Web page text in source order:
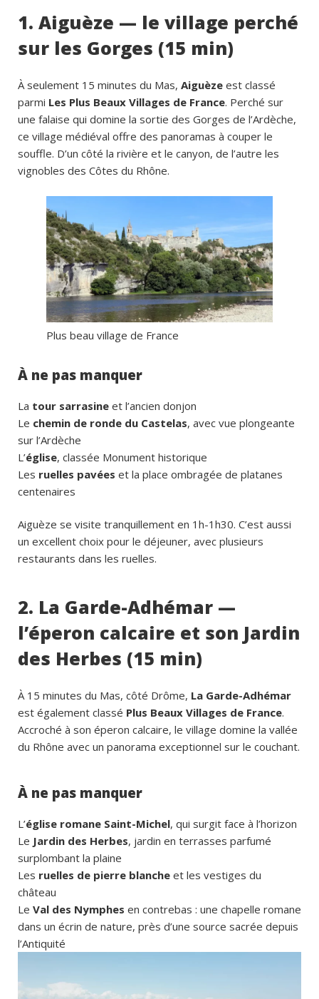
1. Aiguèze — le village perché
sur les Gorges (15 min)
À seulement 15 minutes du Mas, Aiguèze est classé
parmi Les Plus Beaux Villages de France. Perché sur
une falaise qui domine la sortie des Gorges de l’Ardèche,
ce village médiéval offre des panoramas à couper le
souffle. D’un côté la rivière et le canyon, de l’autre les
vignobles des Côtes du Rhône.
Plus beau village de France
À ne pas manquer
La tour sarrasine et l’ancien donjon
Le chemin de ronde du Castelas, avec vue plongeante
sur l’Ardèche
L’église, classée Monument historique
Les ruelles pavées et la place ombragée de platanes
centenaires
Aiguèze se visite tranquillement en 1h-1h30. C’est aussi
un excellent choix pour le déjeuner, avec plusieurs
restaurants dans les ruelles.
2. La Garde-Adhémar —
l’éperon calcaire et son Jardin
des Herbes (15 min)
À 15 minutes du Mas, côté Drôme, La Garde-Adhémar
est également classé Plus Beaux Villages de France.
Accroché à son éperon calcaire, le village domine la vallée
du Rhône avec un panorama exceptionnel sur le couchant.
À ne pas manquer
L’église romane Saint-Michel, qui surgit face à l’horizon
Le Jardin des Herbes, jardin en terrasses parfumé
surplombant la plaine
Les ruelles de pierre blanche et les vestiges du
château
Le Val des Nymphes en contrebas : une chapelle romane
dans un écrin de nature, près d’une source sacrée depuis
l’Antiquité